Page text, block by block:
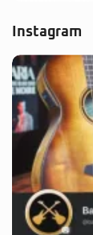
Instagram